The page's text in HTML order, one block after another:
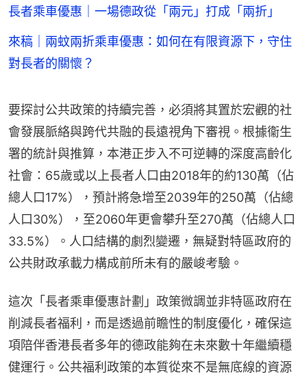
長者乘車優惠｜一場德政從「兩元」打成「兩折」
來稿｜兩蚊兩折乘車優惠：如何在有限資源下，守住
對長者的關懷？
要探討公共政策的持續完善，必須將其置於宏觀的社
會發展脈絡與跨代共融的長遠視角下審視。根據衞生
署的統計與推算，本港正步入不可逆轉的深度高齡化
社會：65歲或以上長者人口由2018年的約130萬（佔
總人口17%），預計將急增至2039年的250萬（佔總
人口30%），至2060年更會攀升至270萬（佔總人口
33.5%）。人口結構的劇烈變遷，無疑對特區政府的
公共財政承載力構成前所未有的嚴峻考驗。
這次「長者乘車優惠計劃」政策微調並非特區政府在
削減長者福利，而是透過前瞻性的制度優化，確保這
項陪伴香港長者多年的德政能夠在未來數十年繼續穩
健運行。公共福利政策的本質從來不是無底線的資源